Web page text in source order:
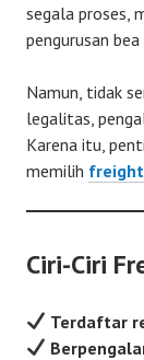
segala proses,
pengurusan
Namun, tidak
legalitas,
Karena itu,
memilih
Ciri-Ciri
Terdaftar